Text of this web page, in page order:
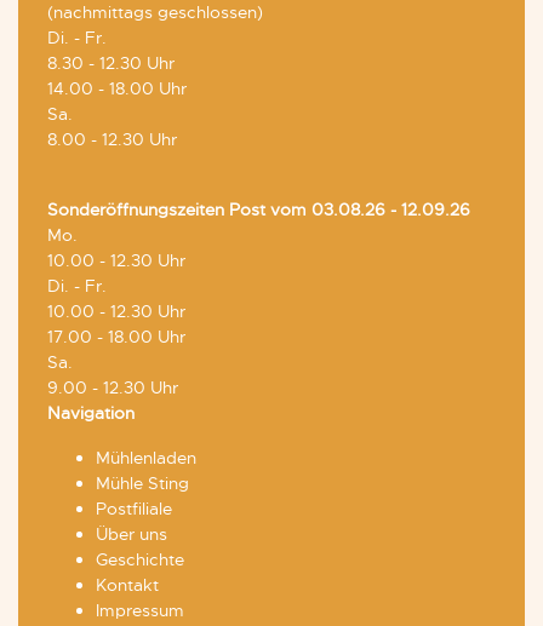
(nachmittags geschlossen)
Di. - Fr.
8.30 - 12.30 Uhr
14.00 - 18.00 Uhr
Sa.
8.00 - 12.30 Uhr
Sonderöffnungszeiten Post vom 03.08.26 - 12.09.26
Mo.
10.00 - 12.30 Uhr
Di. - Fr.
10.00 - 12.30 Uhr
17.00 - 18.00 Uhr
Sa.
9.00 - 12.30 Uhr
Navigation
Mühlenladen
Mühle Sting
Postfiliale
Über uns
Geschichte
Kontakt
Impressum